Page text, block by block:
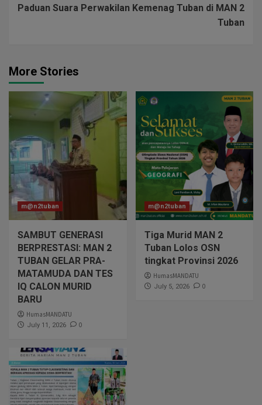
Paduan Suara Perwakilan Kemenag Tuban di MAN 2
Tuban
More Stories
m@n2tuban
SAMBUT GENERASI
BERPRESTASI: MAN 2
TUBAN GELAR PRA-
MATAMUDA DAN TES
IQ CALON MURID
BARU
HumasMANDATU
July 11, 2026 0
m@n2tuban
Tiga Murid MAN 2
Tuban Lolos OSN
tingkat Provinsi 2026
HumasMANDATU
July 5, 2026 0